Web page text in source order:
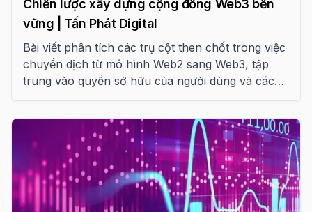
Chiến lược xây dựng cộng đồng Web3 bền
vững | Tấn Phát Digital
Bài viết phân tích các trụ cột then chốt trong việc
chuyển dịch từ mô hình Web2 sang Web3, tập
trung vào quyền sở hữu của người dùng và các